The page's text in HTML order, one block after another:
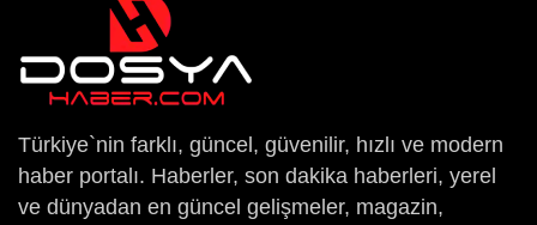
Türkiye`nin farklı, güncel, güvenilir, hızlı ve modern
haber portalı. Haberler, son dakika haberleri, yerel
ve dünyadan en güncel gelişmeler, magazin,